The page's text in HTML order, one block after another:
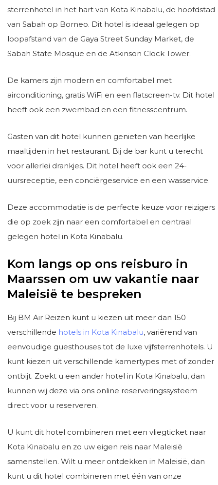
sterrenhotel in het hart van Kota Kinabalu, de hoofdstad
van Sabah op Borneo. Dit hotel is ideaal gelegen op
loopafstand van de Gaya Street Sunday Market, de
Sabah State Mosque en de Atkinson Clock Tower.
De kamers zijn modern en comfortabel met
airconditioning, gratis WiFi en een flatscreen-tv. Dit hotel
heeft ook een zwembad en een fitnesscentrum.
Gasten van dit hotel kunnen genieten van heerlijke
maaltijden in het restaurant. Bij de bar kunt u terecht
voor allerlei drankjes. Dit hotel heeft ook een 24-
uursreceptie, een conciërgeservice en een wasservice.
Deze accommodatie is de perfecte keuze voor reizigers
die op zoek zijn naar een comfortabel en centraal
gelegen hotel in Kota Kinabalu.
Kom langs op ons reisburo in
Maarssen om uw vakantie naar
Maleisië te bespreken
Bij BM Air Reizen kunt u kiezen uit meer dan 150
verschillende hotels in Kota Kinabalu, variërend van
eenvoudige guesthouses tot de luxe vijfsterrenhotels. U
kunt kiezen uit verschillende kamertypes met of zonder
ontbijt. Zoekt u een ander hotel in Kota Kinabalu, dan
kunnen wij deze via ons online reserveringssysteem
direct voor u reserveren.
U kunt dit hotel combineren met een vliegticket naar
Kota Kinabalu en zo uw eigen reis naar Maleisië
samenstellen. Wilt u meer ontdekken in Maleisië, dan
kunt u dit hotel combineren met één van onze